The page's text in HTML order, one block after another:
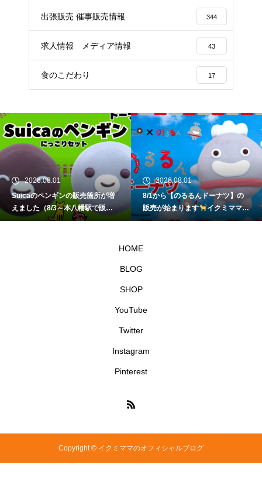
出張販売 催事販売情報 344
求人情報 メディア情報 43
食のこだわり 17
2026.08.01
Suicaのペンギンの販売箇所が増
えました（8/3～本八幡駅で販
売）
イクミママのどうぶつドー
2026.08.01
8/1から【のるるんドーナツ】の
販売が始まります
イクミママの
どうぶつドーナツ
HOME
BLOG
SHOP
YouTube
Twitter
Instagram
Pinterest
Copyright © イクミママのオフィシャルブログ